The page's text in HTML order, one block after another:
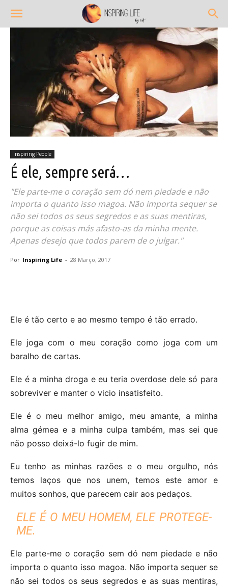
Inspiring People
É ele, sempre será…
"Ele parte-me o coração sem dó nem piedade e não
importa o quanto isso magoa. Não importa sequer se
não sei todos os seus segredos e as suas mentiras,
porque as coisas más afasto-as da minha mente.
Apenas desejo que todos parem de o julgar."
Por Inspiring Life - 28 Março, 2017
Ele é tão certo e ao mesmo tempo é tão errado.
Ele joga com o meu coração como joga com um
baralho de cartas.
Ele é a minha droga e eu teria overdose dele só para
sobreviver e manter o vicio insatisfeito.
Ele é o meu melhor amigo, meu amante, a minha
alma gémea e a minha culpa também, mas sei que
não posso deixá-lo fugir de mim.
Eu tenho as minhas razões e o meu orgulho, nós
temos laços que nos unem, temos este amor e
muitos sonhos, que parecem cair aos pedaços.
ELE É O MEU HOMEM, ELE PROTEGE-
ME.
Ele parte-me o coração sem dó nem piedade e não
importa o quanto isso magoa. Não importa sequer se
não sei todos os seus segredos e as suas mentiras,